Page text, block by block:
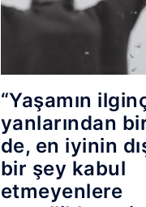
“Yaşamın
yanlarından
de, en iyinin
bir şey kabul
etmeyenlere